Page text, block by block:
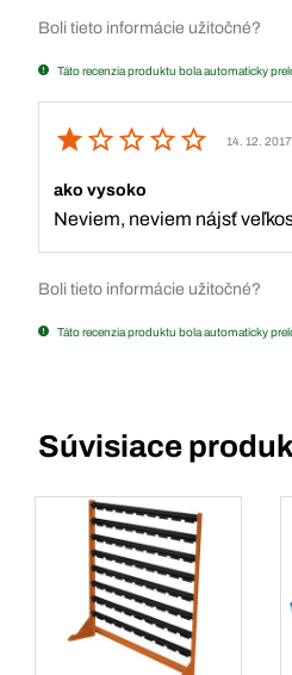
Boli tieto informácie užitočné?
Táto recenzia produktu bola automaticky
14. 12. 2017
ako vysoko
Neviem, neviem nájsť
Boli tieto informácie užitočné?
Táto recenzia produktu bola automaticky
Súvisiace